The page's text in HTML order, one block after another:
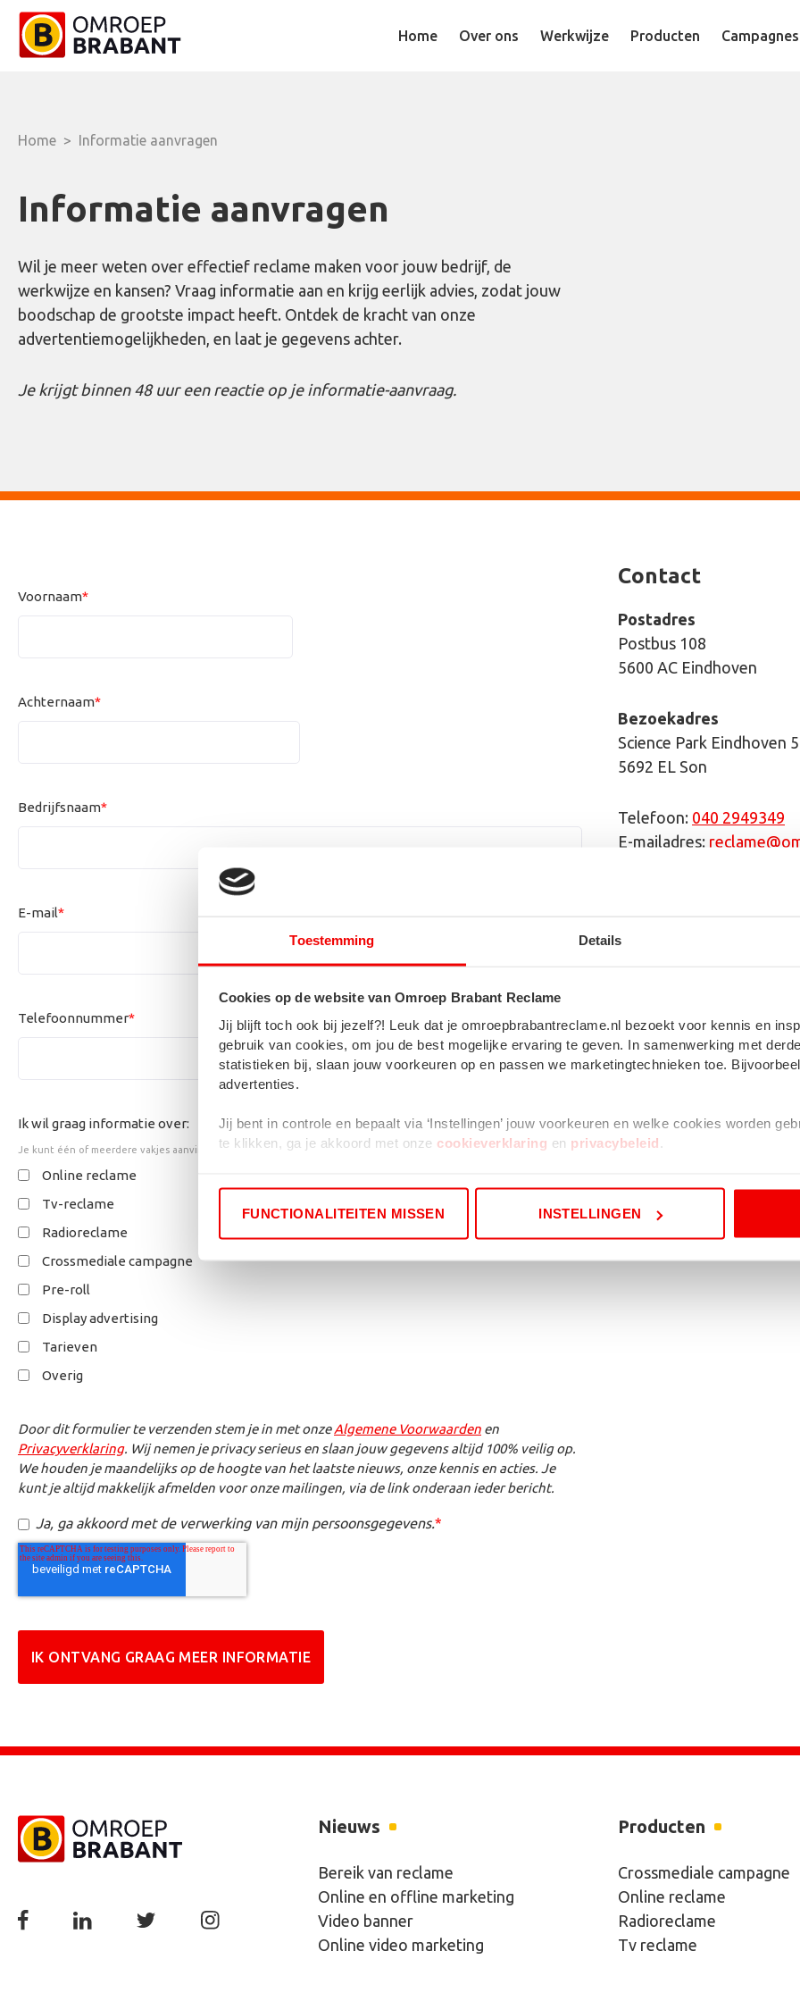
Toestemming Details
Cookies op de website van Omroep Brabant Reclame
Jij blijft toch ook bij jezelf?! Leuk dat je omroepbrabantreclame.nl bezoekt voor kennis en
gebruik van cookies, om jou de best mogelijke ervaring te geven. In samenwerking met
statistieken bij, slaan jouw voorkeuren op en passen we marketingtechnieken toe.
advertenties.
Jij bent in controle en bepaalt via ‘Instellingen’ jouw voorkeuren en welke cookies worden
te klikken, ga je akkoord met onze cookieverklaring en privacybeleid .
FUNCTIONALITEITEN MISSEN INSTELLINGEN
Home Over ons Werkwijze Producten Campagnes
Home > Informatie aanvragen
Informatie aanvragen
Wil je meer weten over effectief reclame maken voor jouw bedrijf, de
werkwijze en kansen? Vraag informatie aan en krijg eerlijk advies, zodat jouw
boodschap de grootste impact heeft. Ontdek de kracht van onze
advertentiemogelijkheden, en laat je gegevens achter.
Je krijgt binnen 48 uur een reactie op je informatie-aanvraag.
Voornaam*
Achternaam*
Bedrijfsnaam*
E-mail*
Telefoonnummer*
Ik wil graag informatie over:
Je kunt één of meerdere vakjes aanvinken.
Online reclame
Tv-reclame
Radioreclame
Crossmediale campagne
Pre-roll
Display advertising
Tarieven
Overig
Door dit formulier te verzenden stem je in met onzeAlgemene Voorwaarden en
Privacyverklaring. Wij nemen je privacy serieus en slaan jouw gegevens altijd 100% veilig op.
We houden je maandelijks op de hoogte van het laatste nieuws, onze kennis en acties. Je
kunt je altijd makkelijk afmelden voor onze mailingen, via de link onderaan ieder bericht.
Ja, ga akkoord met de verwerking van mijn persoonsgegevens.*
Contact
Postadres
Postbus 108
5600 AC Eindhoven
Bezoekadres
Science Park Eindhoven
5692 EL Son
Telefoon: 040 2949349
E-mailadres:
Nieuws
Bereik van reclame
Online en offline marketing
Video banner
Online video marketing
Producten
Crossmediale campagne
Online reclame
Radioreclame
Tv reclame